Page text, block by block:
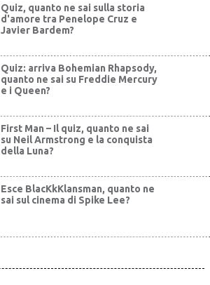
Quiz, quanto ne sai sulla storia
d'amore tra Penelope Cruz e
Javier Bardem?
Quiz: arriva Bohemian Rhapsody,
quanto ne sai su Freddie Mercury
e i Queen?
First Man – Il quiz, quanto ne sai
su Neil Armstrong e la conquista
della Luna?
Esce BlacKkKlansman, quanto ne
sai sul cinema di Spike Lee?